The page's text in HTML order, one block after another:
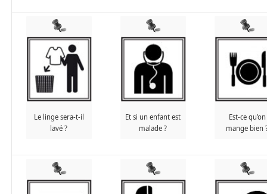
Le linge sera-t-il
lavé ?
Et si un enfant est
malade ?
Est-ce qu’on
mange bien